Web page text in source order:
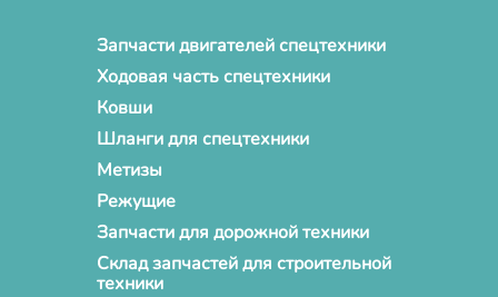
Запчасти двигателей спецтехники
Ходовая часть спецтехники
Ковши
Шланги для спецтехники
Метизы
Режущие
Запчасти для дорожной техники
Склад запчастей для строительной
техники